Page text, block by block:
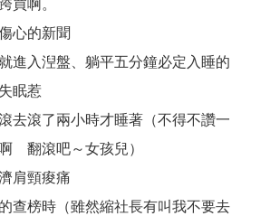
買啊。
心的新聞
進入湼盤、躺平五分鐘必定入睡的
眠惹
去滾了兩小時才睡著（不得不讚一
翻滾吧～女孩兒）
肩頸痠痛
查榜時（雖然縮社長有叫我不要去